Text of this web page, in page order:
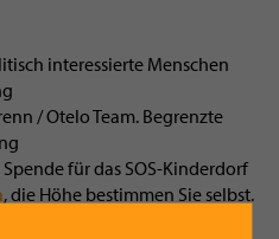
interessierte Menschen
/ Otelo Team. Begrenzte
für das SOS-Kinderdorf
, die Höhe bestimmen Sie selbst.